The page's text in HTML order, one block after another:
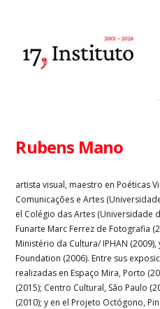
Rubens Mano
artista visual, maestro en Poéticas
Comunicações e Artes
el Colégio das Artes (Universidade
Funarte Marc Ferrez de Fotografia
Ministério da Cultura/ IPHAN
Foundation (2006). Entre sus
realizadas en Espaço Mira, Porto
(2015); Centro Cultural, São Paulo
(2010); y en el Projeto Octógono,